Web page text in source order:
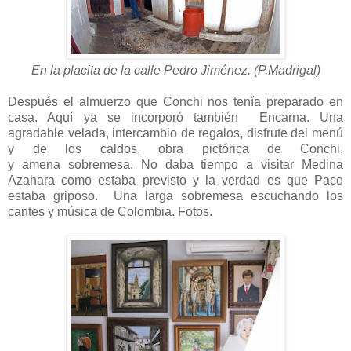
En la placita de la calle Pedro Jiménez. (P.Madrigal)
Después el almuerzo que Conchi nos tenía preparado en
casa. Aquí ya se incorporó también Encarna. Una
agradable velada, intercambio de regalos, disfrute del menú
y de los caldos, obra pictórica de Conchi,
y amena sobremesa. No daba tiempo a visitar Medina
Azahara como estaba previsto y la verdad es que Paco
estaba griposo. Una larga sobremesa escuchando los
cantes y música de Colombia. Fotos.